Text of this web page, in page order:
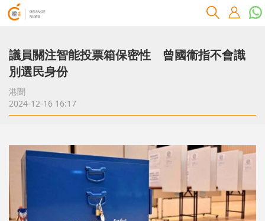
議員關注智能投票箱保密性 曾國衞指不會識
別選民身份
港聞
2024-12-16 16:17